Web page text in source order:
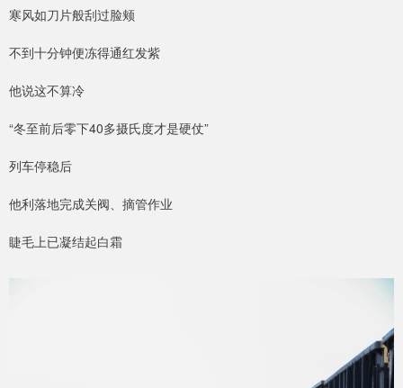
寒风如刀片般刮过脸颊
不到十分钟便冻得通红发紫
他说这不算冷
“冬至前后零下40多摄氏度才是硬仗”
列车停稳后
他利落地完成关阀、摘管作业
睫毛上已凝结起白霜